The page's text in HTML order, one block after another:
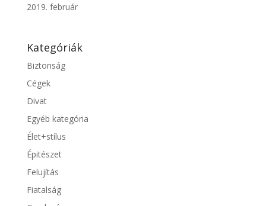
2019. február
Kategóriák
Biztonság
Cégek
Divat
Egyéb kategória
Élet+stílus
Épitészet
Felujítás
Fiatalság